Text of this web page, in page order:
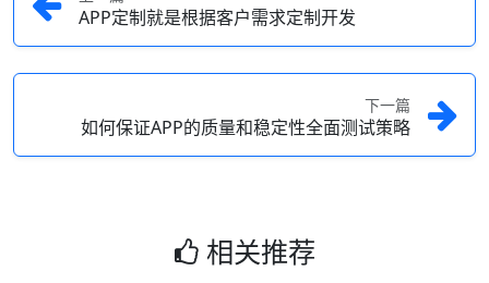
APP定制就是根据客户需求定制开发
下一篇
如何保证APP的质量和稳定性全面测试策略
相关推荐